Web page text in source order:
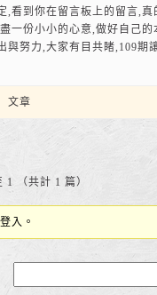
,看到你在留言板上的留言,真
一份小小的心意,做好自己的
與努力,大家有目共睹,109期
文章
（共計 1 篇）
入。